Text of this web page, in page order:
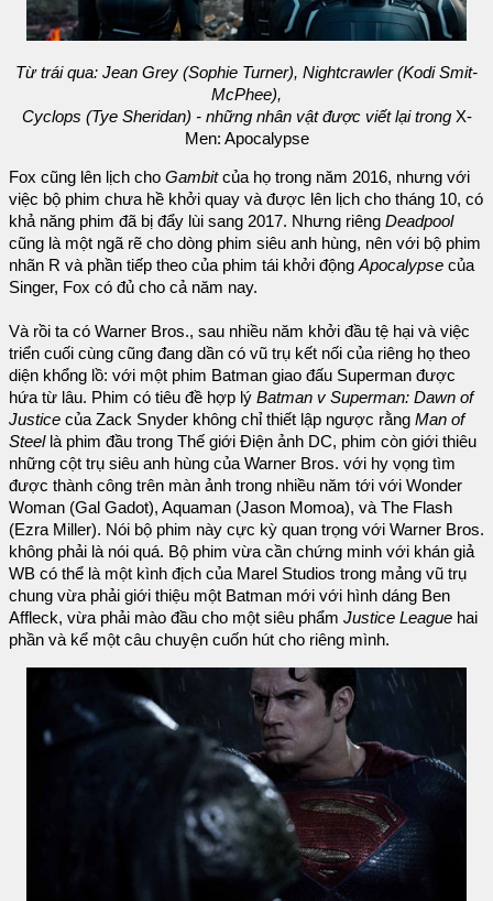
Từ trái qua: Jean Grey (Sophie Turner), Nightcrawler (Kodi Smit-
McPhee),
Cyclops (Tye Sheridan) - những nhân vật được viết lại trong X-
Men: Apocalypse
Fox cũng lên lịch cho Gambitcủa họ trong năm 2016, nhưng với
việc bộ phim chưa hề khởi quay và được lên lịch cho tháng 10, có
khả năng phim đã bị đẩy lùi sang 2017. Nhưng riêng Deadpool
cũng là một ngã rẽ cho dòng phim siêu anh hùng, nên với bộ phim
nhãn R và phần tiếp theo của phim tái khởi động Apocalypse của
Singer, Fox có đủ cho cả năm nay.
Và rồi ta có Warner Bros., sau nhiều năm khởi đầu tệ hại và việc
triển cuối cùng cũng đang dần có vũ trụ kết nối của riêng họ theo
diện khổng lồ: với một phim Batman giao đấu Superman được
hứa từ lâu. Phim có tiêu đề hợp lý Batman v Superman: Dawn of
Justice của Zack Snyder không chỉ thiết lập ngược rằng Man of
Steel là phim đầu trong Thế giới Điện ảnh DC, phim còn giới thiêu
những cột trụ siêu anh hùng của Warner Bros. với hy vọng tìm
được thành công trên màn ảnh trong nhiều năm tới với Wonder
Woman (Gal Gadot), Aquaman (Jason Momoa), và The Flash
(Ezra Miller). Nói bộ phim này cực kỳ quan trọng với Warner Bros.
không phải là nói quá. Bộ phim vừa cần chứng minh với khán giả
WB có thể là một kình địch của Marel Studios trong mảng vũ trụ
chung vừa phải giới thiệu một Batman mới với hình dáng Ben
Affleck, vừa phải mào đầu cho một siêu phẩm Justice League hai
phần và kể một câu chuyện cuốn hút cho riêng mình.